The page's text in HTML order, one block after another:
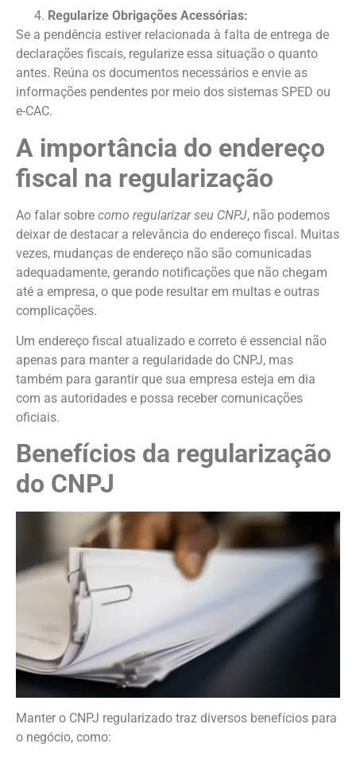
Regularize Obrigações Acessórias:
Se a pendência estiver relacionada à falta de entrega de
declarações fiscais, regularize essa situação o quanto
antes. Reúna os documentos necessários e envie as
informações pendentes por meio dos sistemas SPED ou
e-CAC.
A importância do endereço
fiscal na regularização
Ao falar sobre como regularizar seu CNPJ, não podemos
deixar de destacar a relevância do endereço fiscal. Muitas
vezes, mudanças de endereço não são comunicadas
adequadamente, gerando notificações que não chegam
até a empresa, o que pode resultar em multas e outras
complicações.
Um endereço fiscal atualizado e correto é essencial não
apenas para manter a regularidade do CNPJ, mas
também para garantir que sua empresa esteja em dia
com as autoridades e possa receber comunicações
oficiais.
Benefícios da regularização
do CNPJ
Manter o CNPJ regularizado traz diversos benefícios para
o negócio, como: